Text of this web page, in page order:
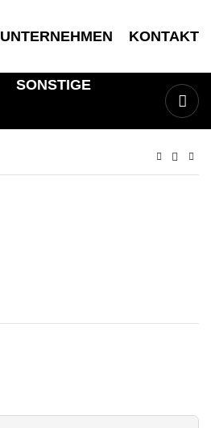
UNTERNEHMEN KONTAKT
SONSTIGE